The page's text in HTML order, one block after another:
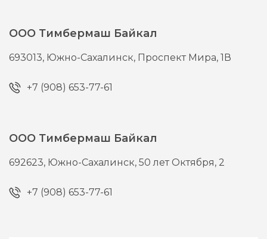
ООО Тимбермаш Байкал
693013, Южно-Сахалинск, Проспект Мира, 1В
+7 (908) 653-77-61
ООО Тимбермаш Байкал
692623, Южно-Сахалинск,50 лет Октября, 2
+7 (908) 653-77-61